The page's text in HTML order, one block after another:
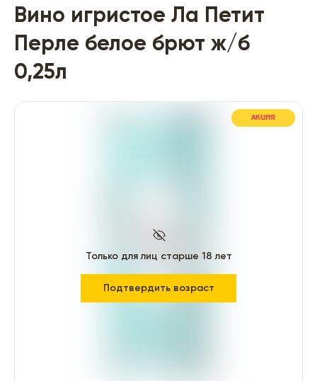
Вино игристое Ла Петит
Перле белое брют ж/б
0,25л
АКЦИЯ
Только для лиц старше 18 лет
Подтвердить возраст